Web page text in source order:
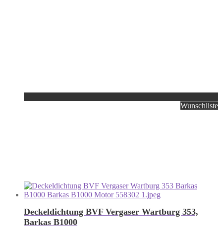
Wunschliste
Deckeldichtung BVF Vergaser Wartburg 353,
Barkas B1000